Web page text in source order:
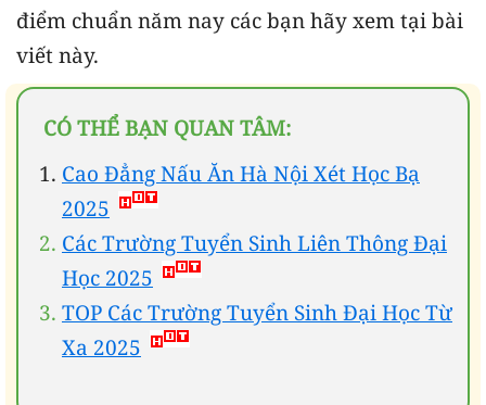
điểm chuẩn năm nay các bạn hãy xem tại bài
viết này.
CÓ THỂ BẠN QUAN TÂM:
Cao Đẳng Nấu Ăn Hà Nội Xét Học Bạ
2025
Các Trường Tuyển Sinh Liên Thông Đại
Học 2025
TOP Các Trường Tuyển Sinh Đại Học Từ
Xa 2025